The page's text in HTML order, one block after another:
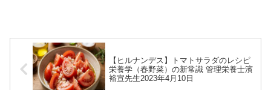
【ヒルナンデス】トマトサラダのレシピ
栄養学（春野菜）の新常識 管理栄養士濱
裕宣先生2023年4月10日